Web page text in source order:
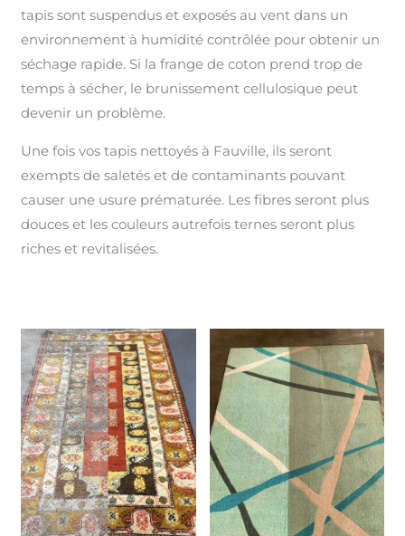
tapis sont suspendus et exposés au vent dans un
environnement à humidité contrôlée pour obtenir un
séchage rapide. Si la frange de coton prend trop de
temps à sécher, le brunissement cellulosique peut
devenir un problème.
Une fois vos tapis nettoyés à Fauville, ils seront
exempts de saletés et de contaminants pouvant
causer une usure prématurée. Les fibres seront plus
douces et les couleurs autrefois ternes seront plus
riches et revitalisées.